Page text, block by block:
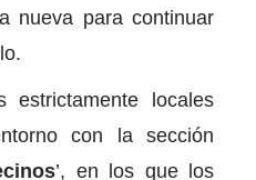
nueva para continuar
estrictamente locales
con la sección
’, en los que los